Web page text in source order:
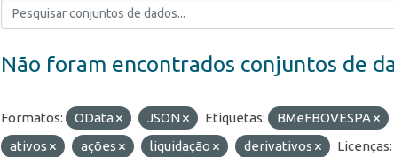
Não foram encontrados conjuntos de
Formatos: OData JSON Etiquetas:
BMeFBOVESPA
ativos
ações liquidação derivativos Licenças: